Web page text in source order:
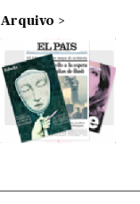
Arquivo